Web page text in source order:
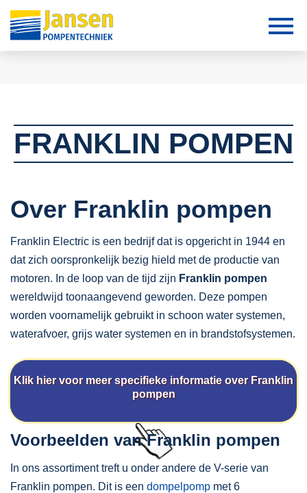
FRANKLIN POMPEN
Over Franklin pompen
Franklin Electric is een bedrijf dat is opgericht in 1944 en
dat zich oorspronkelijk bezig hield met de productie van
motoren. In de loop van de tijd zijn Franklin pompen
wereldwijd toonaangevend geworden. Deze pompen
worden voornamelijk gebruikt in schoon water systemen,
waterafvoer, grijs water systemen en in brandstofsystemen.
Klik hier voor meer specifieke informatie over Franklin
pompen
Voorbeelden van Franklin pompen
In ons assortiment treft u onder andere de V-serie van
Franklin pompen. Dit is een dompelpomp met 6